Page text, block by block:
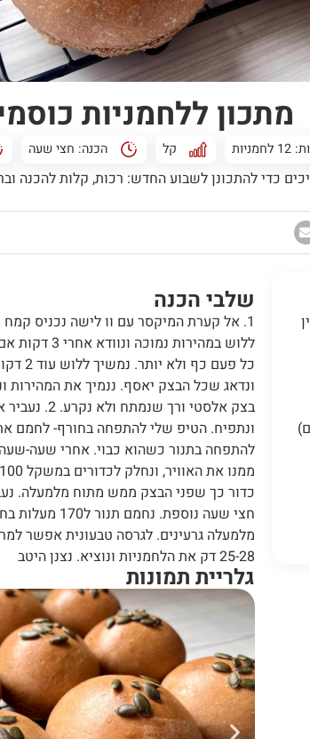
מתכון ללחמניות
קל הכנה: חצי שעה
כדי להתכונן לשבוע החדש: רכות, קלות להכנה
שלבי הכנה
1. אל קערת המיקסר עם וו לישה נכניס
ללוש במהירות
כל פעם
בצק אלסטי
להתפחה בתנור כשהוא כבוי. אחרי שעה-
חצי שעה נוספת.
25-28 דק את הלחמניות ונוציא. נצנן היטב
גלריית תמונות